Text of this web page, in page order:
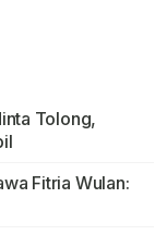
Tolong,
Fitria Wulan: